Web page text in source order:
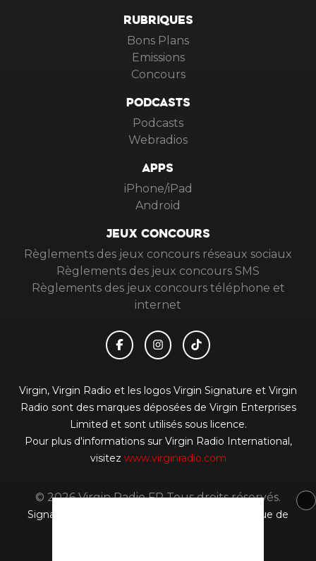
RUBRIQUES
Bons Plans
Emissions
Concours
PODCASTS
Podcasts
Webradios
APPS
iPhone/iPad
Android
JEUX CONCOURS
Règlements des jeux concours réseaux sociaux
Règlements des jeux concours SMS
Règlements des jeux concours téléphone et
internet
Virgin, Virgin Radio et les logos Virgin Signature et Virgin
Radio sont des marques déposées de Virgin Enterprises
Limited et sont utilisés sous licence.
Pour plus d'informations sur Virgin Radio International,
visitez www.virginradio.com
© 2026 Virgin Radio FR Tous droits réservés.
Signaler un contenu
Politique de